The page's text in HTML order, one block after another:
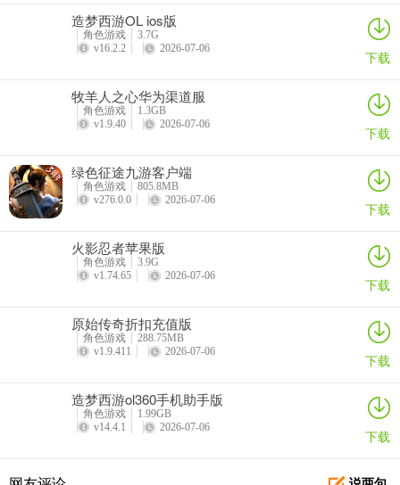
出手频率（带了他可能对面打两回合，你能打三回合了）常用于需要
爆输出的场合
2、火爪，单体高攻，自带攻防速三种buff，能清对面强化buff，算是
很令人省心的好输出（毕竟自己三种buff都有，不需要别的辅助来提
3、毒弓，高防御高血量buff克星，910图很多都靠她，给人上毒（毒
是按照最大生命百分比伤害）觉醒三之后变得强力，不过比较坑爹的
命中让人很难受
这三个全是比较典型的三星战神，还有很多三星也很有用不过前期以
10-10为目标的话，暂时先不考虑
三、第七史诗整体阵容搭配
根据剧情图怪物情况，搭配克制属性或者相同属性，尽量不带被克属
一般情况下是盾在最前面，然后奶妈输出输出（或者辅助），或者奶
在最前面，然后输出输出辅助。在没打通10-10之前，讨伐深渊祭坛
造梦西游OL ios版
角色游戏
3.7G
v16.2.2
2026-07-06 下载
牧羊人之心华为渠道服
角色游戏
1.3GB
v1.9.40
2026-07-06 下载
绿色征途九游客户端
角色游戏
805.8MB
v276.0.0
2026-07-06 下载
火影忍者苹果版
角色游戏
3.9G
v1.74.65
2026-07-06 下载
原始传奇折扣充值版
角色游戏
288.75MB
v1.9.411
2026-07-06 下载
造梦西游ol360手机助手版
角色游戏
1.99GB
v14.4.1
2026-07-06 下载